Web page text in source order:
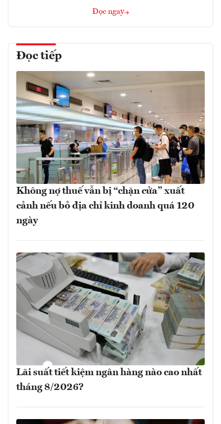
Đọc ngay
Đọc tiếp
Không nợ thuế vẫn bị “chặn cửa” xuất
cảnh nếu bỏ địa chỉ kinh doanh quá 120
ngày
Lãi suất tiết kiệm ngân hàng nào cao nhất
tháng 8/2026?